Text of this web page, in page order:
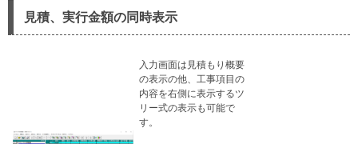
見積、実行金額の同時表示
入力画面は見積もり概要
の表示の他、工事項目の
内容を右側に表示するツ
リー式の表示も可能で
す。